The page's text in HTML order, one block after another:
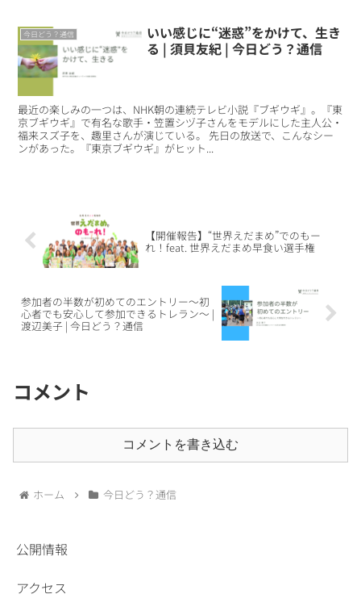
今日どう？通信
いい感じに“迷惑”をかけて、生き
る | 須貝友紀 | 今日どう？通信
最近の楽しみの一つは、NHK朝の連続テレビ小説『ブギウギ』。『東
京ブギウギ』で有名な歌手・笠置シヅ子さんをモデルにした主人公・
福来スズ子を、趣里さんが演じている。 先日の放送で、こんなシー
ンがあった。『東京ブギウギ』がヒット...
【開催報告】“世界えだまめ”でのもー
れ！feat. 世界えだまめ早食い選手権
参加者の半数が初めてのエントリー～初
心者でも安心して参加できるトレラン～ |
渡辺美子 | 今日どう？通信
コメント
コメントを書き込む
ホーム 今日どう？通信
公開情報
アクセス